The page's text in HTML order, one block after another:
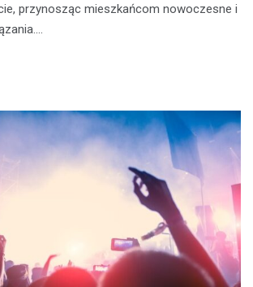
przynosząc mieszkańcom nowoczesne i